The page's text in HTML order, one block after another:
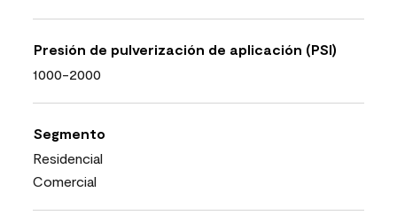
Presión de pulverización de aplicación (PSI)
1000-2000
Segmento
Residencial
Comercial